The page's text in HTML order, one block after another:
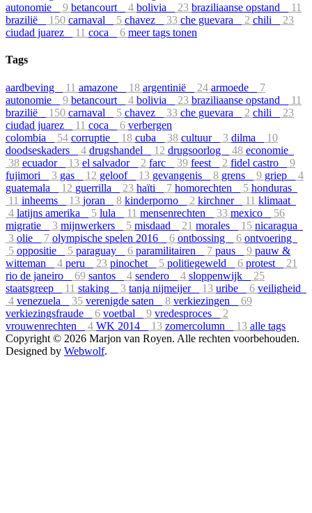
autonomie
9 betancourt 4 bolivia 23 braziliaanse opstand
11
brazilië
150 carnaval 5 chavez 33 che guevara 2 chili
23
ciudad juarez
11 coca 6 meer tags tonen
Tags
aardbeving 11 amazone 18 argentinië 24 armoede
7
autonomie
9 betancourt 4 bolivia 23 braziliaanse opstand
11
brazilië
150 carnaval 5 chavez 33 che guevara 2 chili
23
ciudad juarez
11 coca 6 verbergen
colombia
54 corruptie 18 cuba 38 cultuur 3 dilma
10
doodseskaders
4 drugshandel 12 drugsoorlog 48 economie
38 ecuador 13 el salvador 2 farc 39 feest 2 fidel castro
9
fujimori
3 gas 12 geloof 13 gevangenis 8 grens 9 griep
4
guatemala
12 guerrilla 23 haïti 7 homorechten 5 honduras
11 inheems 13 joran 8 kinderporno 2 kirchner 11 klimaat
4 latijns amerika 5 lula 11 mensenrechten 33 mexico
56
migratie
3 mijnwerkers 5 misdaad 21 morales 15 nicaragua
3 olie 7 olympische spelen 2016 6 ontbossing 6 ontvoering
5 oppositie 5 paraguay 6 paramilitairen 7 paus 9 pauw &
witteman
4 peru 23 pinochet 5 politiegeweld 6 protest
21
rio de janeiro
69 santos 4 sendero 4 sloppenwijk
25
staatsgreep
11 staking 3 tanja nijmeijer 13 uribe 6 veiligheid
4 venezuela 35 verenigde saten 8 verkiezingen
69
verkiezingsfraude
6 voetbal 9 vredesproces
2
vrouwenrechten
4 WK 2014 13 zomercolumn 13 alle tags
Copyright © 2026 Marjon van Royen. Alle rechten voorbehouden.
Designed by Webwolf.